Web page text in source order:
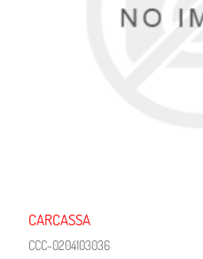
CARCASSA
CCC-0204103036